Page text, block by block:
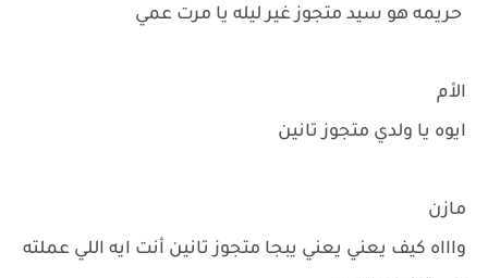
حريمه هو سيد متجوز غير ليله يا مرت عمي
الأم
ايوه يا ولدي متجوز تانين
مازن
واااه كيف يعني يعني يبجا متجوز تانين أنت ايه اللي عملته